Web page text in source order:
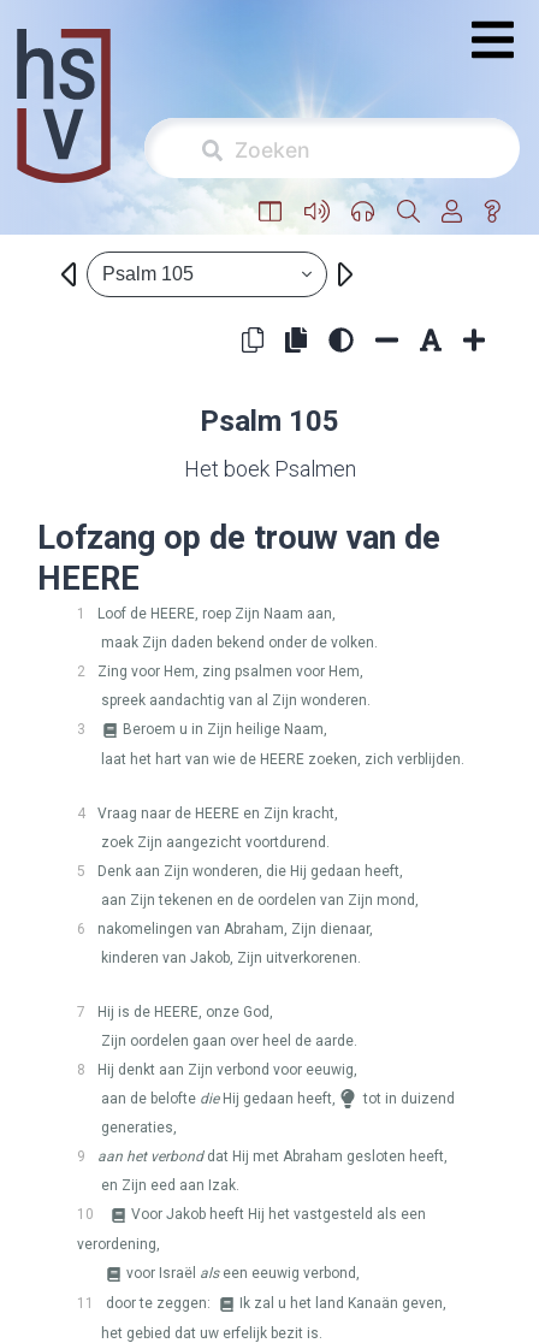
Psalm 105
Psalm 105
Het boek Psalmen
Lofzang op de trouw van de
HEERE
1 Loof de HEERE, roep Zijn Naam aan,
maak Zijn daden bekend onder de volken.
2
Zing voor Hem, zing psalmen voor Hem,
spreek aandachtig van al Zijn wonderen.
3
Beroem u in Zijn heilige Naam,
laat het hart van wie de HEERE zoeken, zich verblijden.
4 Vraag naar de HEERE en Zijn kracht,
zoek Zijn aangezicht voortdurend.
5
Denk aan Zijn wonderen, die Hij gedaan heeft,
aan Zijn tekenen en de oordelen van Zijn mond,
6
nakomelingen van Abraham, Zijn dienaar,
kinderen van Jakob, Zijn uitverkorenen.
7 Hij is de HEERE, onze God,
Zijn oordelen gaan over heel de aarde.
8
Hij denkt aan Zijn verbond voor eeuwig,
aan de belofte dieHij gedaan heeft,
tot in duizend
generaties,
9
aan het verbonddat Hij met Abraham gesloten heeft,
en Zijn eed aan Izak.
10
Voor Jakob heeft Hij het vastgesteld als een
verordening,
voor Israël alseen eeuwig verbond,
11
door te zeggen:
Ik zal u het land Kanaän geven,
het gebied dat uw erfelijk bezit is.